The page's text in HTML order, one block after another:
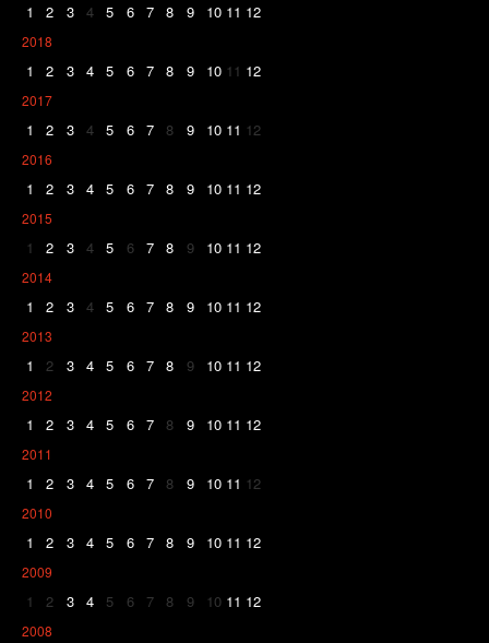
1 2 3 4 5 6 7 8 9 10 11 12
2018
1 2 3 4 5 6 7 8 9 10 11 12
2017
1 2 3 4 5 6 7 8 9 10 11 12
2016
1 2 3 4 5 6 7 8 9 10 11 12
2015
1 2 3 4 5 6 7 8 9 10 11 12
2014
1 2 3 4 5 6 7 8 9 10 11 12
2013
1 2 3 4 5 6 7 8 9 10 11 12
2012
1 2 3 4 5 6 7 8 9 10 11 12
2011
1 2 3 4 5 6 7 8 9 10 11 12
2010
1 2 3 4 5 6 7 8 9 10 11 12
2009
1 2 3 4 5 6 7 8 9 10 11 12
2008